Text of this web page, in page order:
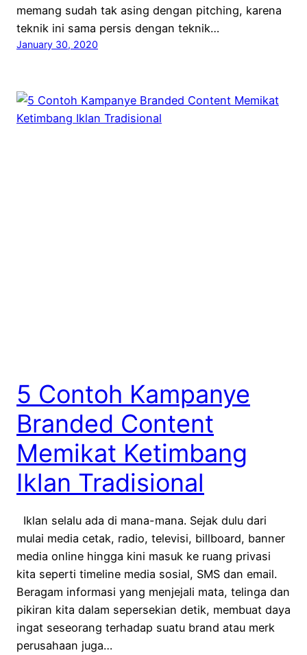
memang sudah tak asing dengan pitching, karena
teknik ini sama persis dengan teknik…
January 30, 2020
5 Contoh Kampanye
Branded Content
Memikat Ketimbang
Iklan Tradisional
Iklan selalu ada di mana-mana. Sejak dulu dari
mulai media cetak, radio, televisi, billboard, banner
media online hingga kini masuk ke ruang privasi
kita seperti timeline media sosial, SMS dan email.
Beragam informasi yang menjejali mata, telinga dan
pikiran kita dalam sepersekian detik, membuat daya
ingat seseorang terhadap suatu brand atau merk
perusahaan juga…